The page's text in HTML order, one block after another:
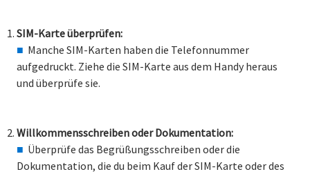
SIM-Karte überprüfen:
Manche SIM-Karten haben die Telefonnummer
aufgedruckt. Ziehe die SIM-Karte aus dem Handy heraus
und überprüfe sie.
Willkommensschreiben oder Dokumentation:
Überprüfe das Begrüßungsschreiben oder die
Dokumentation, die du beim Kauf der SIM-Karte oder des